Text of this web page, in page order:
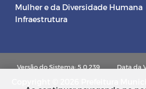
Mulher e da Diversidade Humana
Infraestrutura
Versão do Sistema: 5.0.239 Data da